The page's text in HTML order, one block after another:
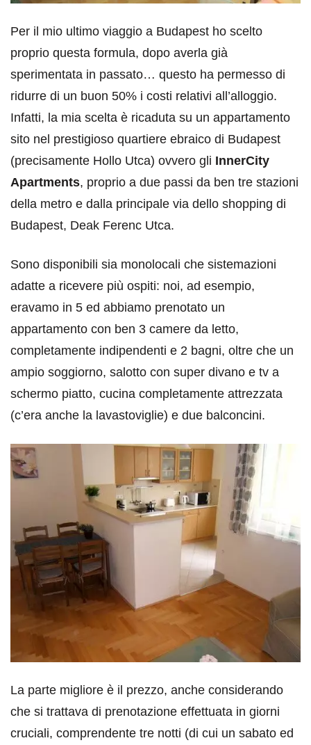
Per il mio ultimo viaggio a Budapest ho scelto
proprio questa formula, dopo averla già
sperimentata in passato… questo ha permesso di
ridurre di un buon 50% i costi relativi all’alloggio.
Infatti, la mia scelta è ricaduta su un appartamento
sito nel prestigioso quartiere ebraico di Budapest
(precisamente Hollo Utca) ovvero gli InnerCity
Apartments, proprio a due passi da ben tre stazioni
della metro e dalla principale via dello shopping di
Budapest, Deak Ferenc Utca.
Sono disponibili sia monolocali che sistemazioni
adatte a ricevere più ospiti: noi, ad esempio,
eravamo in 5 ed abbiamo prenotato un
appartamento con ben 3 camere da letto,
completamente indipendenti e 2 bagni, oltre che un
ampio soggiorno, salotto con super divano e tv a
schermo piatto, cucina completamente attrezzata
(c’era anche la lavastoviglie) e due balconcini.
La parte migliore è il prezzo, anche considerando
che si trattava di prenotazione effettuata in giorni
cruciali, comprendente tre notti (di cui un sabato ed